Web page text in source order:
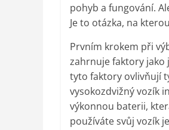
pohyb a fungování.
Je to otázka, na
Prvním krokem při
zahrnuje faktory jako
tyto faktory ovlivňují
vysokozdvižný vozík
výkonnou baterii,
používáte svůj vozík